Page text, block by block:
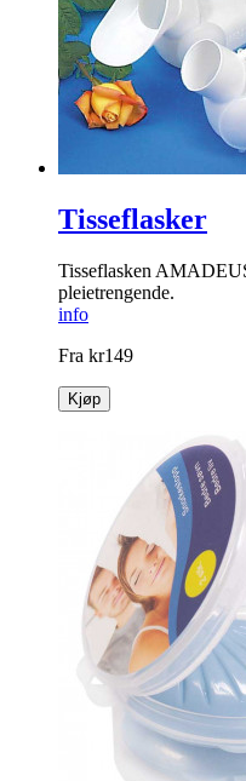
Tisseflasker
Tisseflasken
pleietrengende.
info
Fra kr149
Kjøp